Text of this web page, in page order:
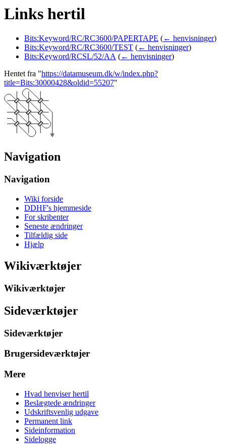
Links hertil
Bits:Keyword/RC/RC3600/PAPERTAPE (← henvisninger)
Bits:Keyword/RC/RC3600/TEST (← henvisninger)
Bits:Keyword/RCSL/52/AA (← henvisninger)
Hentet fra "https://datamuseum.dk/w/index.php?
title=Bits:30000428&oldid=55207"
Navigation
Navigation
Wiki forside
DDHF's hjemmeside
For skribenter
Seneste ændringer
Tilfældig side
Hjælp
Wikiværktøjer
Wikiværktøjer
Sideværktøjer
Sideværktøjer
Brugersideværktøjer
Mere
Hvad henviser hertil
Beslægtede ændringer
Udskriftsvenlig udgave
Permanent link
Sideinformation
Sidelogge